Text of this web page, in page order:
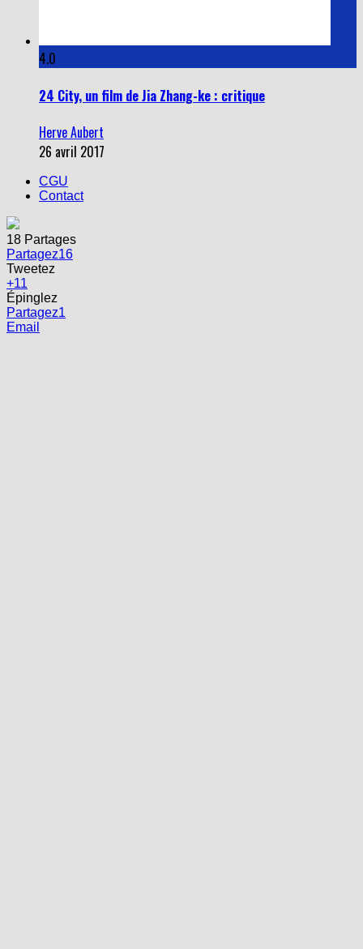
4.0
24 City, un film de Jia Zhang-ke : critique
Herve Aubert
26 avril 2017
CGU
Contact
18 Partages
Partagez16
Tweetez
+11
Épinglez
Partagez1
Email